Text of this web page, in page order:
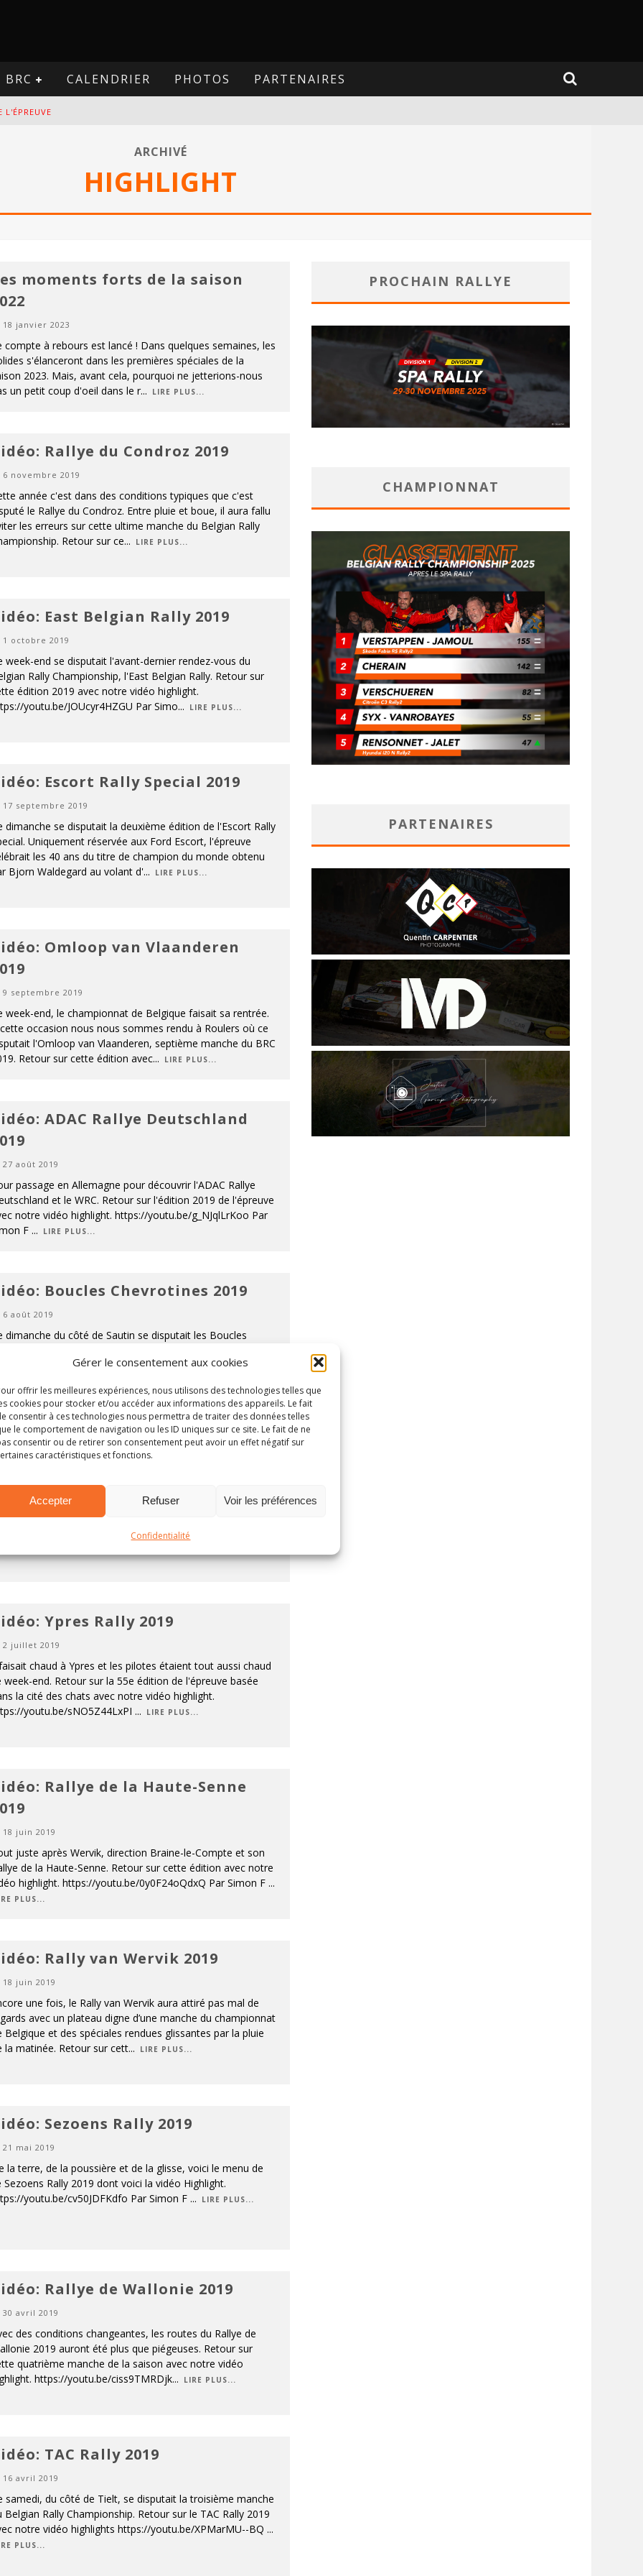
Gérer le consentement aux cookies
offrir les meilleures expériences, nous utilisons des technologies telles que
cookies pour stocker et/ou accéder aux informations des appareils. Le fait
consentir à ces technologies nous permettra de traiter des données telles
le comportement de navigation ou les ID uniques sur ce site. Le fait de ne
consentir ou de retirer son consentement peut avoir un effet négatif sur
caractéristiques et fonctions.
Accepter Refuser Voir les préférences
Confidentialité
BRC CALENDRIER PHOTOS PARTENAIRES
L'ÉPREUVE
ARCHIVÉ
HIGHLIGHT
moments forts de la saison
18 janvier 2023
compte à rebours est lancé ! Dans quelques semaines, les
s'élanceront dans les premières spéciales de la
2023. Mais, avant cela, pourquoi ne jetterions-nous
un petit coup d'oeil dans le r... LIRE PLUS...
Rallye du Condroz 2019
6 novembre 2019
année c'est dans des conditions typiques que c'est
le Rallye du Condroz. Entre pluie et boue, il aura fallu
les erreurs sur cette ultime manche du Belgian Rally
Retour sur ce... LIRE PLUS...
East Belgian Rally 2019
1 octobre 2019
week-end se disputait l'avant-dernier rendez-vous du
Rally Championship, l'East Belgian Rally. Retour sur
édition 2019 avec notre vidéo highlight.
youtu.be/JOUcyr4HZGU Par Simo... LIRE PLUS...
Escort Rally Special 2019
17 septembre 2019
dimanche se disputait la deuxième édition de l'Escort Rally
Uniquement réservée aux Ford Escort, l'épreuve
les 40 ans du titre de champion du monde obtenu
Bjorn Waldegard au volant d'... LIRE PLUS...
Omloop van Vlaanderen
9 septembre 2019
week-end, le championnat de Belgique faisait sa rentrée.
occasion nous nous sommes rendu à Roulers où ce
l'Omloop van Vlaanderen, septième manche du BRC
Retour sur cette édition avec... LIRE PLUS...
ADAC Rallye Deutschland
27 août 2019
passage en Allemagne pour découvrir l'ADAC Rallye
et le WRC. Retour sur l'édition 2019 de l'épreuve
notre vidéo highlight. https://youtu.be/g_NJqlLrKoo Par
F ... LIRE PLUS...
Boucles Chevrotines 2019
6 août 2019
dimanche du côté de Sautin se disputait les Boucles
highlight. https://youtu.be/KZERJr5T6ZQ Par Simon F
Rallye Terre de Langres 2019
week-end nous nous sommes rendu en France pour
le Rallye Terre de Langres. Retour sur cette édition
avec notre vidéo highlight.
Ypres Rally 2019
2 juillet 2019
chaud à Ypres et les pilotes étaient tout aussi chaud
week-end. Retour sur la 55e édition de l'épreuve basée
la cité des chats avec notre vidéo highlight.
youtu.be/sNO5Z44LxPI ... LIRE PLUS...
Rallye de la Haute-Senne
18 juin 2019
juste après Wervik, direction Braine-le-Compte et son
de la Haute-Senne. Retour sur cette édition avec notre
highlight. https://youtu.be/0y0F24oQdxQ Par Simon F ...
PLUS...
Rally van Wervik 2019
18 juin 2019
une fois, le Rally van Wervik aura attiré pas mal de
avec un plateau digne d’une manche du championnat
Belgique et des spéciales rendues glissantes par la pluie
la matinée. Retour sur cett... LIRE PLUS...
Sezoens Rally 2019
21 mai 2019
la terre, de la poussière et de la glisse, voici le menu de
Sezoens Rally 2019 dont voici la vidéo Highlight.
youtu.be/cv50JDFKdfo Par Simon F ... LIRE PLUS...
Rallye de Wallonie 2019
30 avril 2019
des conditions changeantes, les routes du Rallye de
2019 auront été plus que piégeuses. Retour sur
quatrième manche de la saison avec notre vidéo
https://youtu.be/ciss9TMRDjk... LIRE PLUS...
TAC Rally 2019
16 avril 2019
samedi, du côté de Tielt, se disputait la troisième manche
Belgian Rally Championship. Retour sur le TAC Rally 2019
notre vidéo highlights https://youtu.be/XPMarMU--BQ ...
PLUS...
PROCHAIN RALLYE
CHAMPIONNAT
PARTENAIRES